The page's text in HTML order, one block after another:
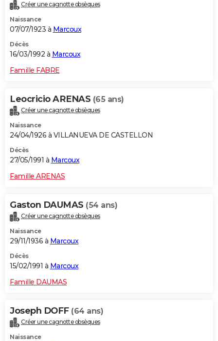
Créer une cagnotte obsèques
Naissance
07/07/1923 à Marcoux
Décès
16/03/1992 à Marcoux
Famille FABRE
Leocricio ARENAS (65 ans)
Créer une cagnotte obsèques
Naissance
24/04/1926 à VILLANUEVA DE CASTELLON
Décès
27/05/1991 à Marcoux
Famille ARENAS
Gaston DAUMAS (54 ans)
Créer une cagnotte obsèques
Naissance
29/11/1936 à Marcoux
Décès
15/02/1991 à Marcoux
Famille DAUMAS
Joseph DOFF (64 ans)
Créer une cagnotte obsèques
Naissance